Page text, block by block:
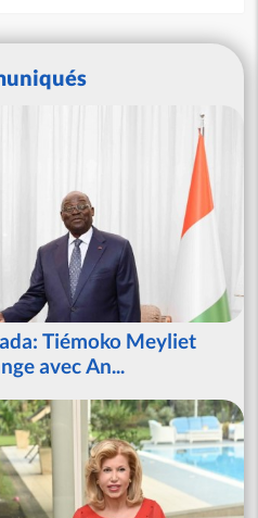
Tiémoko Meyliet
avec An...